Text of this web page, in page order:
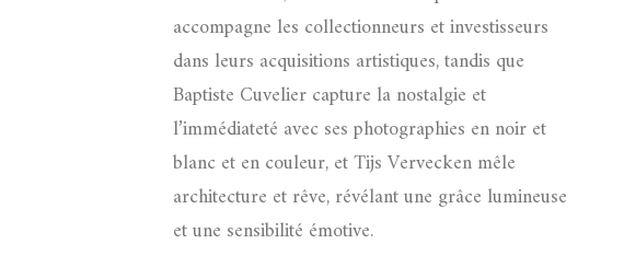
accompagne les collectionneurs et investisseurs
dans leurs acquisitions artistiques, tandis que
Baptiste Cuvelier capture la nostalgie et
l’immédiateté avec ses photographies en noir et
blanc et en couleur, et Tijs Vervecken mêle
architecture et rêve, révélant une grâce lumineuse
et une sensibilité émotive.